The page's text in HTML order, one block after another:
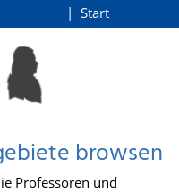
Start
browsen
Professoren und